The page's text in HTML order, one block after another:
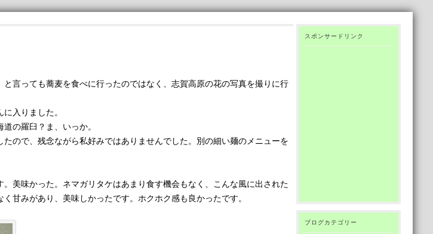
言っても蕎麦を食べに行ったのではなく、志賀高原の花の写真を撮りに行
入りました。
の羅臼？ま、いっか。
ので、残念ながら私好みではありませんでした。別の細い麺のメニューを
美味かった。ネマガリタケはあまり食す機会もなく、こんな風に出された
甘みがあり、美味しかったです。ホクホク感も良かったです。
スポンサードリンク
ブログカテゴリー